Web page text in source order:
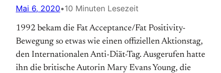
Mai 6, 2020•10 Minuten Lesezeit
1992 bekam die Fat Acceptance/Fat Positivity-
Bewegung so etwas wie einen offiziellen Aktions­tag,
den Internationalen Anti-Diät-Tag. Aus­gerufen hatte
ihn die britische Autorin Mary Evans Young, die